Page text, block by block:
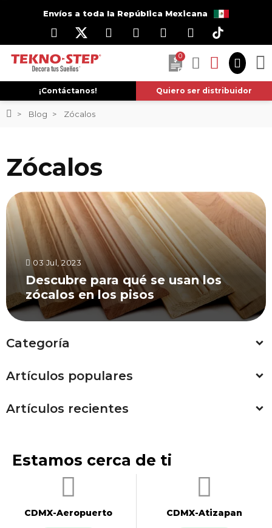
Envíos a toda la República Mexicana
0
¡Contáctanos! Quiero ser distribuidor
Blog Zócalos
Zócalos
03 Jul, 2023
Descubre para qué se usan los
zócalos en los pisos
Categoría
Artículos populares
Artículos recientes
Estamos cerca de ti
CDMX-Aeropuerto​ CDMX-Atizapan